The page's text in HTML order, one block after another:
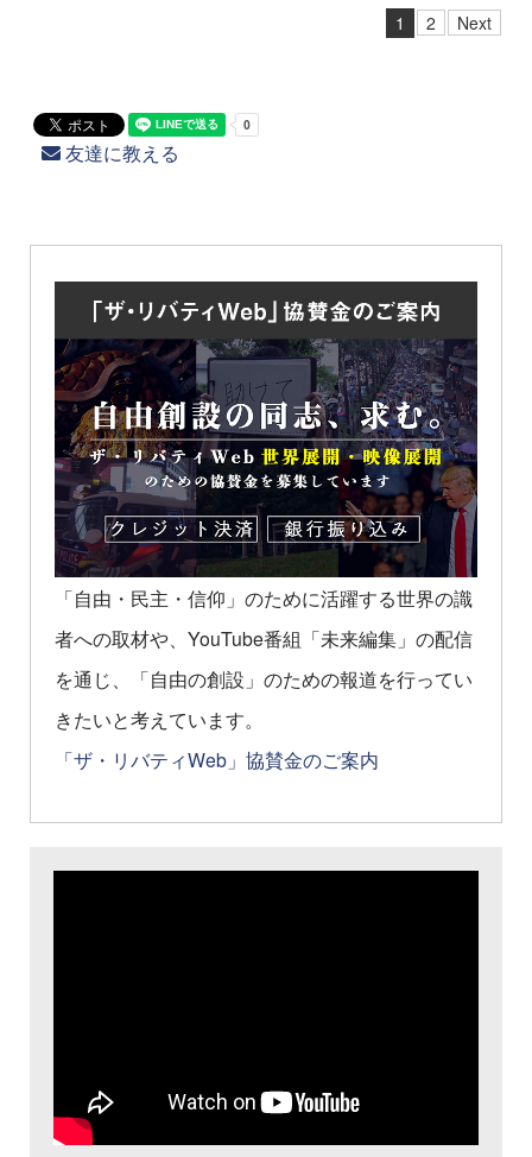
1 2 Next
友達に教える
「自由・民主・信仰」のために活躍する世界の識
者への取材や、YouTube番組「未来編集」の配信
を通じ、「自由の創設」のための報道を行ってい
きたいと考えています。
「ザ・リバティWeb」協賛金のご案内